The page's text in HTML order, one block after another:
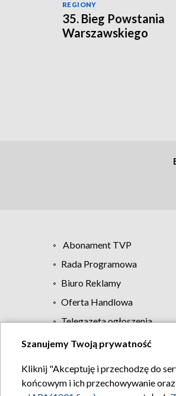
REGIONY
35. Bieg Powstania
Warszawskiego
Abonament TVP
Rada Programowa
Biuro Reklamy
Oferta Handlowa
Telegazeta ogłoszenia
Szanujemy Twoją prywatność
Kliknij "Akceptuję i przechodzę do
końcowym i ich przechowywanie